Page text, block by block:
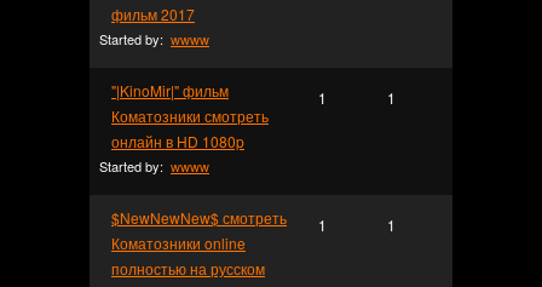
фильм 2017
Started by: wwww
"|KinoMir|" фильм
Коматозники смотреть
онлайн в HD 1080p
Started by: wwww
1 1
$NewNewNew$ смотреть
Коматозники online
полностью на русском
1 1